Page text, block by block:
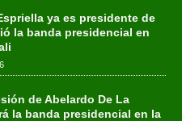
ya es presidente de
la banda presidencial en
de Abelardo De La
la banda presidencial en la